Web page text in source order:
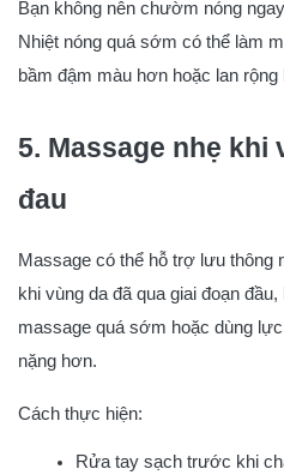
Bạn không nên chườm nóng
Nhiệt nóng quá sớm có thể làm
bầm đậm màu hơn hoặc lan rộng
5. Massage nhẹ khi
đau
Massage có thể hỗ trợ lưu thông
khi vùng da đã qua giai đoạn
massage quá sớm hoặc dùng
nặng hơn.
Cách thực hiện:
Rửa tay sạch trước khi